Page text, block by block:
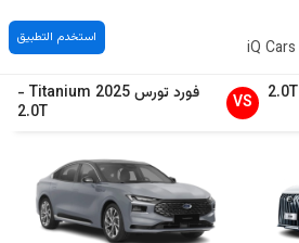
استخدم التطبيق
2.0T
VS فوردتورس2025
Titanium
-
2.0T